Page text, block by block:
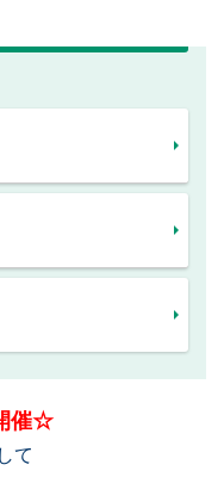
催☆
て